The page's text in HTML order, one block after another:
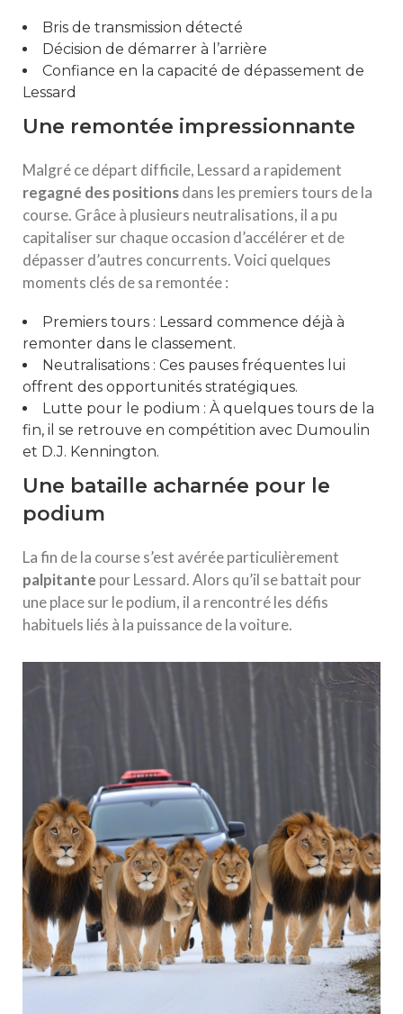
Bris de transmission détecté
Décision de démarrer à l’arrière
Confiance en la capacité de dépassement de
Lessard
Une remontée impressionnante
Malgré ce départ difficile, Lessard a rapidement
regagné despositionsdans les premiers tours de la
course. Grâce à plusieurs neutralisations, il a pu
capitaliser sur chaque occasion d’accélérer et de
dépasser d’autres concurrents. Voici quelques
moments clés de sa remontée :
Premiers tours : Lessard commence déjà à
remonter dans le classement.
Neutralisations : Ces pauses fréquentes lui
offrent des opportunités stratégiques.
Lutte pour le podium : À quelques tours de la
fin, il se retrouve en compétition avec Dumoulin
et D.J. Kennington.
Une bataille acharnée pour le
podium
La fin de la course s’est avérée particulièrement
palpitante pour Lessard. Alors qu’il se battait pour
une place sur le podium, il a rencontré les défis
habituels liés à la puissance de la voiture.